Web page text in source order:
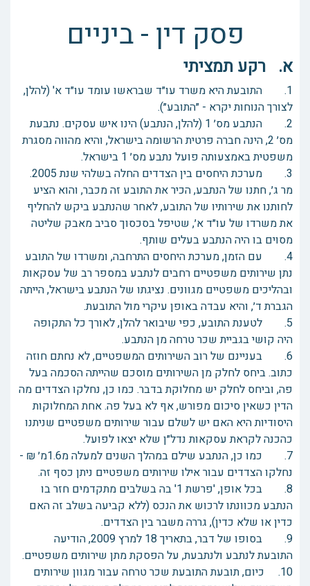
פסק דין - ביניים
א. רקע תמציתי
1. התובעת היא משרד עו״ד שבראשו עומד עו״ד א' (להלן,
לצורך הנוחות יקרא - ״התובע״).
2. הנתבע מס׳ 1 (להלן, הנתבע) הינו איש עסקים. נתבעת
מס׳ 2, הינה חברה פרטית הרשומה בישראל, והיא מהווה מסגרת
משפטית באמצעותה פועל נתבע מס׳ 1 בישראל.
3. מערכת היחסים בין הצדדים החלה בשלהי שנת 2005.
מר ג׳, חתנו של הנתבע, הכיר את התובע זה מכבר, והוא הציע
לחותנו את שירותיו של התובע, לאחר שהנתבע ביקש להחליף
את משרדו של עו״ד א׳, שטיפל בסכסוך סביב מאבק שליטה
מסוים בו היה הנתבע בעלים שותף.
4. עם הזמן, מערכת היחסים התרחבה, ומשרדו של התובע
נתן שירותים משפטיים רחבים לנתבע במספר רב של עסקאות
ובהליכים משפטיים מגוונים. נציגתו של הנתבע בישראל, הייתה
הגברת ד׳, והיא עבדה באופן עיקרי מול התובעת.
5. לטענת התובע, כפי שיבואר להלן, לאורך כל התקופה
היה קושי בגביית שכר טרחה מן הנתבע.
6. בעניינם של רוב השירותים המשפטיים, לא נחתם חוזה
כתוב. ביחס לחלק מן השירותים מוסכם שהייתה הסכמה בעל
פה, וביחס לחלק יש מחלוקת בדבר. כמו כן, נחלקו הצדדים מה
הדין כשאין סיכום מפורש, אף לא בעל פה. אחת המחלוקות
היסודיות היא האם יש לשלם עבור שירותים משפטיים שניתנו
כהכנה לקראת עסקאות נדל״ן שלא יצאו לפועל.
7. כמו כן, הנתבע שילם במהלך השנים למעלה מ1.6מ׳ ₪ -
נחלקו הצדדים עבור אילו שירותים משפטיים ניתן כסף זה.
8. בכל אופן, 'פרשת 1' בה בשלבים מתקדמים חזר בו
הנתבע מכוונתו לרכוש את הנכס (ללא קביעה בשלב זה האם
כדין או שלא כדין), גררה משבר בין הצדדים.
9. בסופו של דבר, בתאריך 18 למרץ 2009, הודיעה
התובעת לנתבע ולנתבעת, על הפסקת מתן שירותים משפטיים.
10. כיום, תובעת התובעת שכר טרחה עבור מגוון שירותים